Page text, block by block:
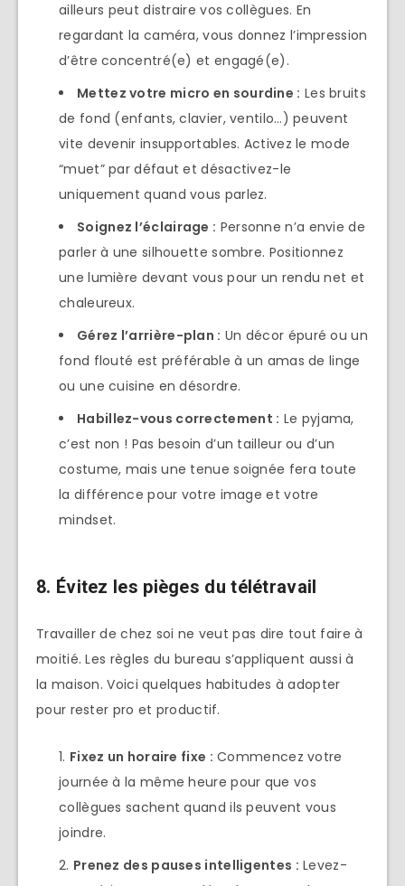
ailleurs peut distraire vos collègues. En
regardant la caméra, vous donnez l’impression
d’être concentré(e) et engagé(e).
Mettez votre micro en sourdine : Les bruits
de fond (enfants, clavier, ventilo…) peuvent
vite devenir insupportables. Activez le mode
“muet” par défaut et désactivez-le
uniquement quand vous parlez.
Soignez l’éclairage : Personne n’a envie de
parler à une silhouette sombre. Positionnez
une lumière devant vous pour un rendu net et
chaleureux.
Gérez l’arrière-plan : Un décor épuré ou un
fond flouté est préférable à un amas de linge
ou une cuisine en désordre.
Habillez-vous correctement : Le pyjama,
c’est non ! Pas besoin d’un tailleur ou d’un
costume, mais une tenue soignée fera toute
la différence pour votre image et votre
mindset.
8. Évitez les pièges du télétravail
Travailler de chez soi ne veut pas dire tout faire à
moitié. Les règles du bureau s’appliquent aussi à
la maison. Voici quelques habitudes à adopter
pour rester pro et productif.
Fixez un horaire fixe : Commencez votre
journée à la même heure pour que vos
collègues sachent quand ils peuvent vous
joindre.
Prenez des pauses intelligentes : Levez-